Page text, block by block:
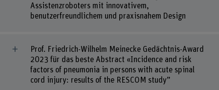
Assistenzroboters mit innovativem,
benutzerfreundlichem und praxisnahem Design
Prof. Friedrich-Wilhelm Meinecke Gedächtnis-Award
2023 für das beste Abstract «Incidence and risk
factors of pneumonia in persons with acute spinal
cord injury: results of the RESCOM study”